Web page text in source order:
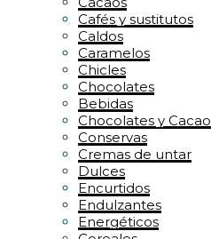
Cafés y sustitutos
Caldos
Caramelos
Chicles
Chocolates
Bebidas
Chocolates y Cacao
Conservas
Cremas de untar
Dulces
Encurtidos
Endulzantes
Energéticos